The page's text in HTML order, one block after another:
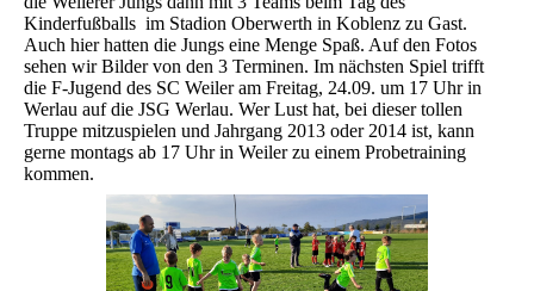
Kinderfußballs im Stadion Oberwerth in Koblenz zu Gast.
Auch hier hatten die Jungs eine Menge Spaß. Auf den Fotos
sehen wir Bilder von den 3 Terminen. Im nächsten Spiel trifft
die F-Jugend des SC Weiler am Freitag, 24.09. um 17 Uhr in
Werlau auf die JSG Werlau. Wer Lust hat, bei dieser tollen
Truppe mitzuspielen und Jahrgang 2013 oder 2014 ist, kann
gerne montags ab 17 Uhr in Weiler zu einem Probetraining
kommen.